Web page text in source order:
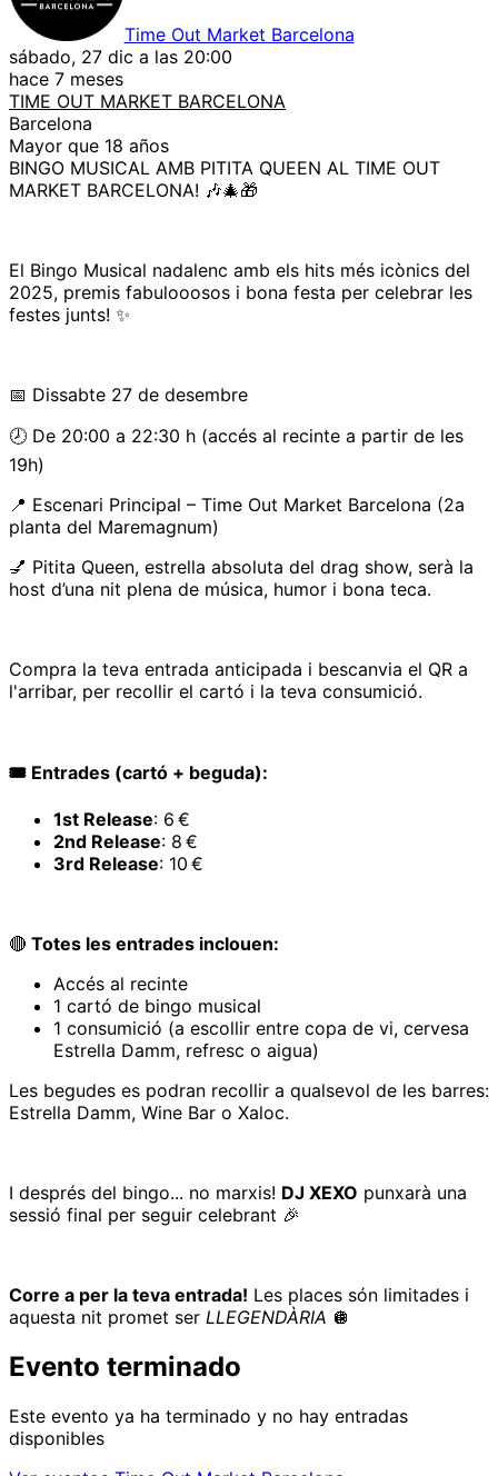
Time Out Market Barcelona
sábado, 27 dic a las 20:00
hace 7 meses
TIME OUT MARKET BARCELONA
Barcelona
Mayor que 18 años
BINGO MUSICAL AMB PITITA QUEEN AL TIME OUT
MARKET BARCELONA! 🎶🎄🎁
El Bingo Musical nadalenc amb els hits més icònics del
2025, premis fabulooosos i bona festa per celebrar les
festes junts! ✨
📅 Dissabte 27 de desembre
🕗 De 20:00 a 22:30 h (accés al recinte a partir de les
19h)
📍 Escenari Principal – Time Out Market Barcelona (2a
planta del Maremagnum)
💅 Pitita Queen, estrella absoluta del drag show, serà la
host d’una nit plena de música, humor i bona teca.
Compra la teva entrada anticipada i bescanvia el QR a
l'arribar, per recollir el cartó i la teva consumició.
🎟️ Entrades (cartó + beguda):
1st Release: 6 €
2nd Release: 8 €
3rd Release: 10 €
🔴 Totes les entrades inclouen:
Accés al recinte
1 cartó de bingo musical
1 consumició (a escollir entre copa de vi, cervesa
Estrella Damm, refresc o aigua)
Les begudes es podran recollir a qualsevol de les barres:
Estrella Damm, Wine Bar o Xaloc.
I després del bingo... no marxis! DJ XEXO punxarà una
sessió final per seguir celebrant 🎉
Corre a per la teva entrada! Les places són limitades i
aquesta nit promet ser LLEGENDÀRIA 🪩
Evento terminado
Este evento ya ha terminado y no hay entradas
disponibles